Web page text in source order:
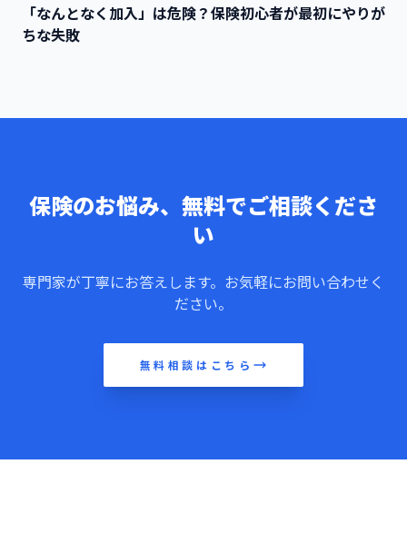
「なんとなく加入」は危険？保険初心者が最初にやりが
ちな失敗
保険のお悩み、無料でご相談くださ
い
専門家が丁寧にお答えします。お気軽にお問い合わせく
ださい。
無料相談はこちら